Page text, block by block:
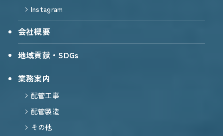
Instagram
会社概要
地域貢献・SDGs
業務案内
配管工事
配管製造
その他